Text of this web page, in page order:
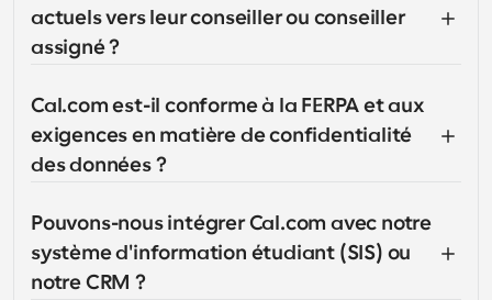
actuels vers leur conseiller ou conseiller
assigné ?
Cal.com est-il conforme à la FERPA et aux
exigences en matière de confidentialité
des données ?
Pouvons-nous intégrer Cal.com avec notre
système d'information étudiant (SIS) ou
notre CRM ?